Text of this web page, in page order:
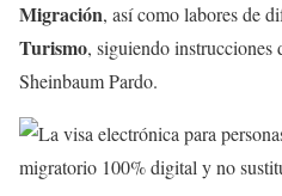
Migración, así como labores de
Turismo, siguiendo instrucciones
Sheinbaum Pardo.